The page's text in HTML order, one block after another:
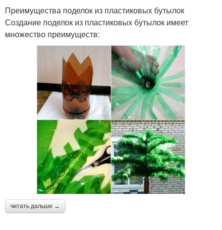
Преимущества поделок из пластиковых бутылок
Создание поделок из пластиковых бутылок имеет
множество преимуществ:
читать дальше →